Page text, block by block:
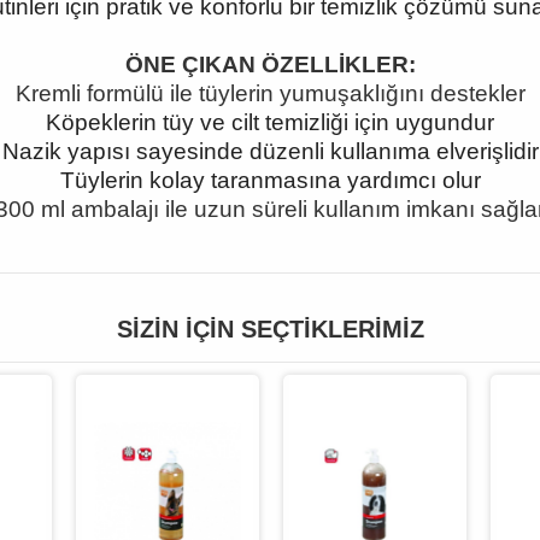
için pratik ve konforlu bir temizlik çözümü
ÖNE ÇIKAN ÖZELLİKLER:
Kremli formülü ile tüylerin yumuşaklığını destekler
Köpeklerin tüy ve cilt temizliği için uygundur
Nazik yapısı sayesinde düzenli kullanıma elverişlidir
Tüylerin kolay taranmasına yardımcı olur
ml ambalajı ile uzun süreli kullanım imkanı
SIZIN İÇIN SEÇTIKLERIMIZ